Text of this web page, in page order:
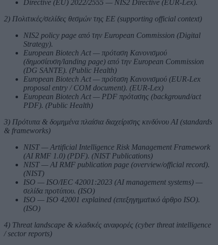
Directive (EU) 2022/2555 — NIS2 Directive (EUR-Lex).
2) Πολιτικές/σελίδες θεσμών της ΕΕ (supporting official context)
NIS2 policy page από την European Commission (Digital
Strategy).
European Biotech Act — πρόταση Κανονισμού
(δημοσίευση/landing page) από την European Commission
(DG SANTE). (Public Health)
European Biotech Act — πρόταση Κανονισμού (EUR-Lex
proposal entry / COM document). (EUR-Lex)
European Biotech Act — PDF πρότασης (background/act
PDF). (Public Health)
3) Πρότυπα & δομημένα πλαίσια διαχείρισης κινδύνου AI (standards
& frameworks)
NIST — Artificial Intelligence Risk Management Framework
(AI RMF 1.0) (PDF). (NIST Publications)
NIST — AI RMF publication page (overview/official record).
(NIST)
ISO — ISO/IEC 42001:2023 (AI management systems) —
σελίδα προτύπου. (ISO)
ISO — ISO 42001 explained (επεξηγηματικό άρθρο ISO).
(ISO)
4) Threat landscape & κλαδικές αναφορές (cyber threat intelligence
/ sector reports)